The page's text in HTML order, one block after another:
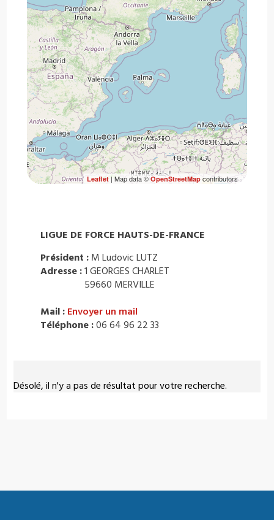
Désolé, il n'y a pas de résultat pour votre recherche.
Leaflet| Map data ©OpenStreetMapcontributors
LIGUE DE FORCE HAUTS-DE-FRANCE
Président : M Ludovic LUTZ
Adresse :1 GEORGES CHARLET
59660 MERVILLE
Mail : Envoyer un mail
Téléphone :06 64 96 22 33